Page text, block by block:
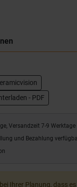
- PDF
Versandzeit 7-9 Werktage
und Bezahlung
Ihrer Planung, dass